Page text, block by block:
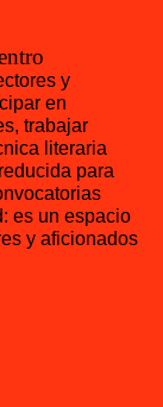
y
en
trabajar
literaria
para
es un espacio
y aficionados